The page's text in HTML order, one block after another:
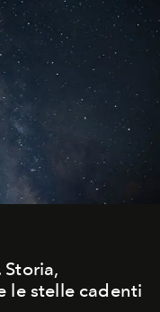
le stelle cadenti